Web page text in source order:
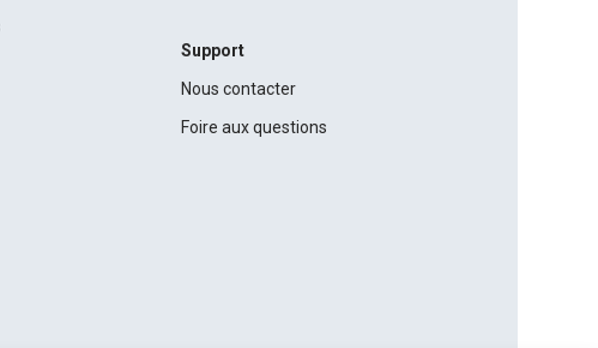
Support
Nous contacter
Foire aux questions